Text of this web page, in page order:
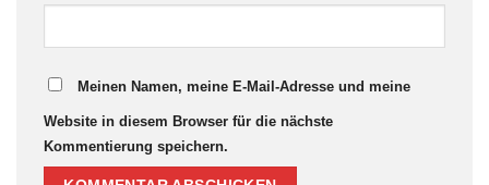
Meinen Namen, meine E-Mail-Adresse und meine
Website in diesem Browser für die nächste
Kommentierung speichern.